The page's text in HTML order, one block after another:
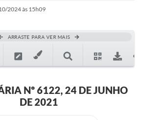
2024 às 15h09
ARRASTE PARA VER MAIS
Nº 6122, 24 DE JUNHO
DE 2021